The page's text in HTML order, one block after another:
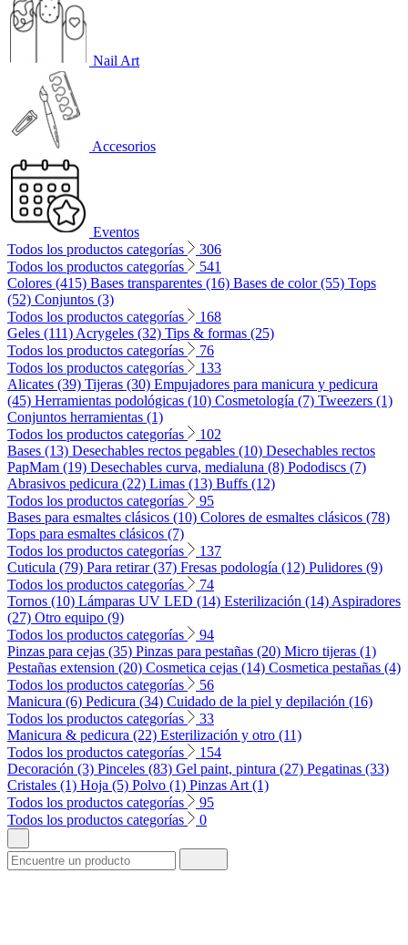
Nail Art
Accesorios
Eventos
Todos los productos categorías
306
Todos los productos categorías
541
Colores (415) Bases transparentes (16) Bases de color (55) Tops
(52) Conjuntos (3)
Todos los productos categorías
168
Geles (111) Acrygeles (32) Tips & formas (25)
Todos los productos categorías
76
Todos los productos categorías
133
Alicates (39) Tijeras (30) Empujadores para manicura y pedicura
(45) Herramientas podológicas (10) Cosmetología (7) Tweezers (1)
Conjuntos herramientas (1)
Todos los productos categorías
102
Bases (13) Desechables rectos pegables (10) Desechables rectos
PapMam (19) Desechables curva, medialuna (8) Pododiscs (7)
Abrasivos pedicura (22) Limas (13) Buffs (12)
Todos los productos categorías
95
Bases para esmaltes clásicos (10) Colores de esmaltes clásicos (78)
Tops para esmaltes clásicos (7)
Todos los productos categorías
137
Cuticula (79) Para retirar (37) Fresas podología (12) Pulidores (9)
Todos los productos categorías
74
Tornos (10) Lámparas UV LED (14) Esterilización (14) Aspiradores
(27) Otro equipo (9)
Todos los productos categorías
94
Pinzas para cejas (35) Pinzas para pestañas (20) Micro tijeras (1)
Pestañas extension (20) Cosmetica cejas (14) Cosmetica pestañas (4)
Todos los productos categorías
56
Manicura (6) Pedicura (34) Cuidado de la piel y depilación (16)
Todos los productos categorías
33
Manicura & pedicura (22) Esterilización y otro (11)
Todos los productos categorías
154
Decoración (3) Pinceles (83) Gel paint, pintura (27) Pegatinas (33)
Cristales (1) Hoja (5) Polvo (1) Pinzas Art (1)
Todos los productos categorías
95
Todos los productos categorías
0